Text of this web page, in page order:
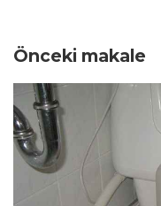
Önceki makale